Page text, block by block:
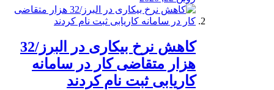
کاهش نرخ بیکاری در البرز/32
هزار متقاضی کار در سامانه
کاریابی ثبت نام کردند